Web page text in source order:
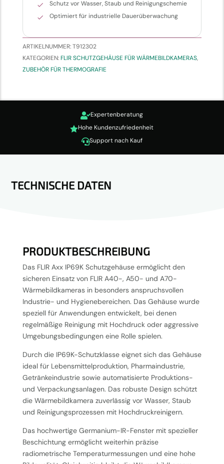
Schutz vor Wasser, Staub und Reinigungschemie
Optimiert für industrielle Dauerüberwachung
ARTIKELNUMMER:T912302
KATEGORIEN:FLIR SCHUTZGEHÄUSE FÜR WÄRMEBILDKAMERAS,
ZUBEHÖR FÜR THERMOGRAFIE
Expertenberatung
Hohe Kundenzufriedenheit
Support nach Kauf
TECHNISCHE DATEN
PRODUKTBESCHREIBUNG
Das FLIR Axx IP69K Schutzgehäuse ermöglicht den
sicheren Einsatz von FLIR A40-, A50- und A70-
Wärmebildkameras in besonders anspruchsvollen
Industrie- und Hygienebereichen. Das Gehäuse wurde
speziell für Anwendungen entwickelt, bei denen
regelmäßige Reinigung mit Hochdruck oder aggressive
Umgebungsbedingungen eine Rolle spielen.
Durch die IP69K-Schutzklasse eignet sich das Gehäuse
ideal für Lebensmittelproduktion, Pharmaindustrie,
Getränkeindustrie sowie automatisierte Produktions-
und Verpackungsanlagen. Das robuste Design schützt
die Wärmebildkamera zuverlässig vor Wasser, Staub
und Reinigungsprozessen mit Hochdruckreinigern.
Das hochwertige Germanium-IR-Fenster mit spezieller
Beschichtung ermöglicht weiterhin präzise
radiometrische Temperaturmessungen und eine hohe